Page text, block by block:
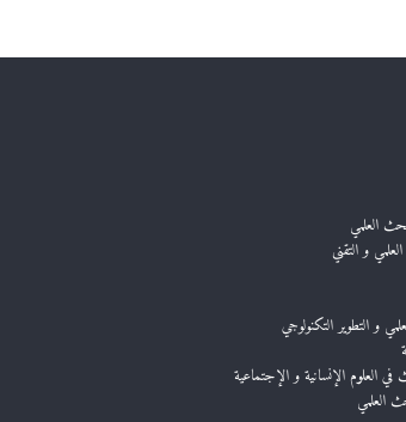
العلمي
و التقني
و التطوير التكنولوجي
في العلوم الإنسانية و الإجتماعية
العلمي